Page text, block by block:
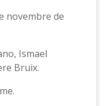
novembre de
Ismael
Bruix.